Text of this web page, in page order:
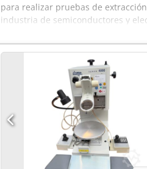
para realizar pruebas de
industria de semiconductores y
departamentos de investigación y
El ejemplar está equipado con
panel con teclado numérico e
original (Baldor NextMove PCI-2
muestran en las imágenes, lo que
Fabricante: DAGE (Nordson
2010 Alimentación: 110 / 230 V
y teclado Mesa de
Conexión de vacío Estado visual:
mostradas e incluye todos los